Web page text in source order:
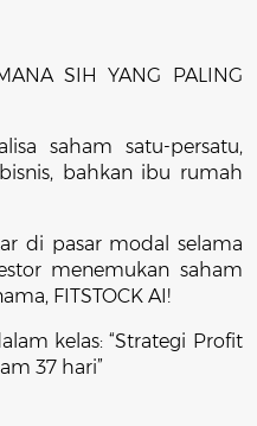
SIH YANG PALING
saham satu-persatu,
bahkan ibu rumah
di pasar modal selama
menemukan saham
FITSTOCK AI!
kelas: “Strategi Profit
37 hari”